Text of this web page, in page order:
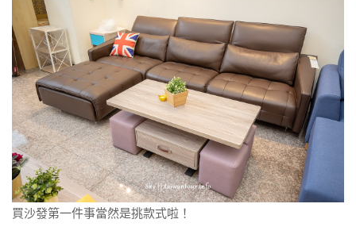
買沙發第一件事當然是挑款式啦！